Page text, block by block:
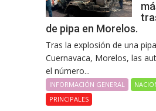
de pipa en Morelos.
Tras la explosión de una
Cuernavaca, Morelos, las
el número...
INFORMACIÓN GENERAL
PRINCIPALES